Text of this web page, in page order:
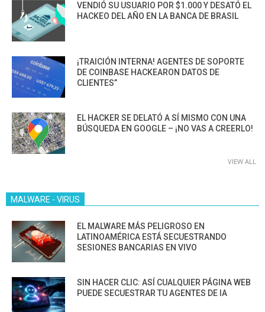
VENDIÓ SU USUARIO POR $1.000 Y DESATÓ EL
HACKEO DEL AÑO EN LA BANCA DE BRASIL
¡TRAICIÓN INTERNA! AGENTES DE SOPORTE
DE COINBASE HACKEARON DATOS DE
CLIENTES”
EL HACKER SE DELATÓ A SÍ MISMO CON UNA
BÚSQUEDA EN GOOGLE – ¡NO VAS A CREERLO!
VIEW ALL
MALWARE - VIRUS
EL MALWARE MÁS PELIGROSO EN
LATINOAMÉRICA ESTÁ SECUESTRANDO
SESIONES BANCARIAS EN VIVO
SIN HACER CLIC: ASÍ CUALQUIER PÁGINA WEB
PUEDE SECUESTRAR TU AGENTES DE IA